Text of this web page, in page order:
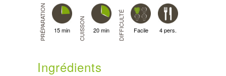
PRÉPARATION 15 min CUISSON 20 min DIFFICULTÉ Facile 4 pers.
Ingrédients